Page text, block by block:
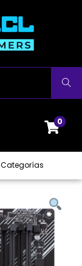
Buscar
0
Categorías